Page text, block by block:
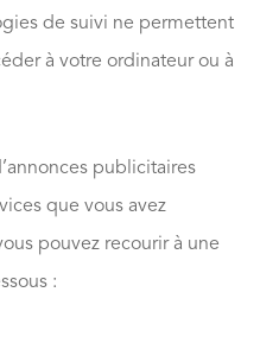
de suivi ne permettent
à votre ordinateur ou à
publicitaires
que vous avez
pouvez recourir à une
: